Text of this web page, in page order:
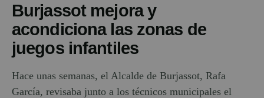
Burjassot mejora y
acondiciona las zonas de
juegos infantiles
Hace unas semanas, el Alcalde de Burjassot, Rafa
García, revisaba junto a los técnicos municipales el